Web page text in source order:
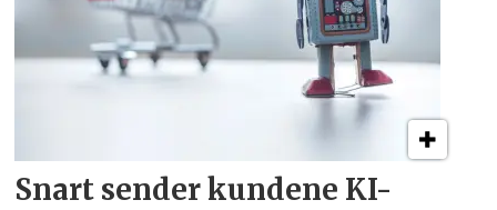
Snart sender kundene KI-